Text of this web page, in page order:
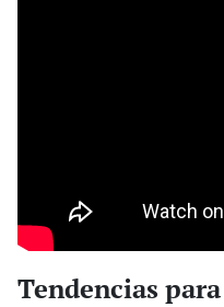
Tendencias